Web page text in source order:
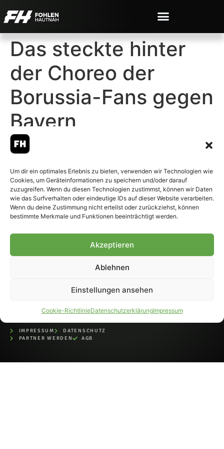
Um dir ein optimales Erlebnis zu bieten, verwenden wir Technologien wie
Cookies, um Geräteinformationen zu speichern und/oder darauf
zuzugreifen. Wenn du diesen Technologien zustimmst, können wir Daten
wie das Surfverhalten oder eindeutige IDs auf dieser Website verarbeiten.
Wenn du deine Zustimmung nicht erteilst oder zurückziehst, können
bestimmte Merkmale und Funktionen beeinträchtigt werden.
Akzeptieren
Ablehnen
Einstellungen ansehen
Cookie-RichtlinieDatenschutzerklärungImpressum
Das steckte hinter
der Choreo der
Borussia-Fans gegen
Bayern
© 2007-2026 Fohlen-Hautnah.de
– Alle rechte vorbehalten.
Fohlen-Hautnah.de ist ein
offiziell eingetragenes Magazin
IMPRESSUM
DATENSCHUTZ
PARTNER WERDEN
AGB